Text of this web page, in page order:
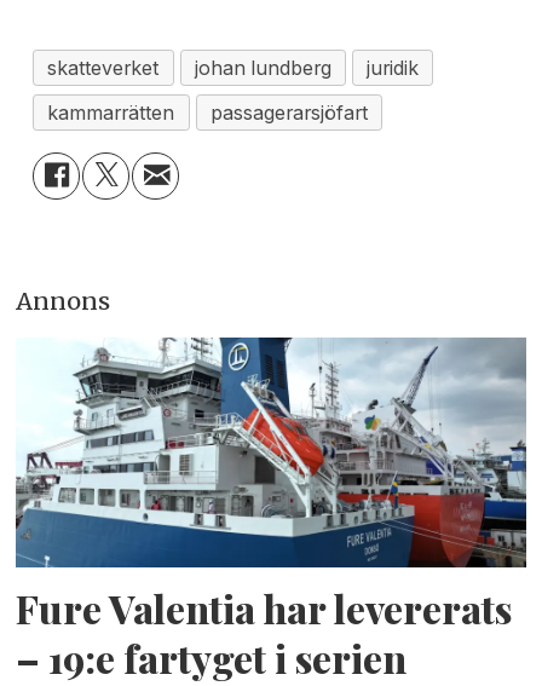
skatteverket johan lundberg
juridik
kammarrätten
passagerarsjöfart
Annons
Fure Valentia har levererats
– 19:e fartyget i serien